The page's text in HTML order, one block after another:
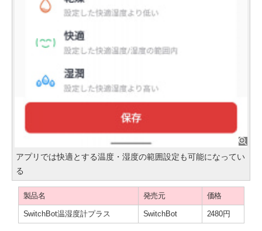
アプリでは快適とする温度・湿度の範囲設定も可能になってい
る
製品名 発売元 価格
SwitchBot温湿度計プラス SwitchBot 2480円